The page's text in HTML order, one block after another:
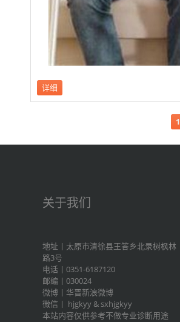
详细
1
关于我们
地址丨太原市清徐县王答乡北录树枫林
路3号
电话丨0351-6187120
邮编丨030024
微博丨 华晋新浪微博
微信丨 hjgkyy & sxhjgkyy
本站内容仅供参考不做专业诊断用途